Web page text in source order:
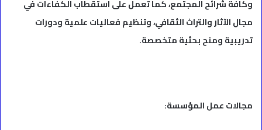
وكافة شرائح المجتمع، كما تعمل على استقطاب الكفاءات في
مجال الآثار والتراث الثقافي، وتنظيم فعاليات علمية ودورات
تدريبية ومنح بحثية متخصصة.
مجالات عمل المؤسسة: